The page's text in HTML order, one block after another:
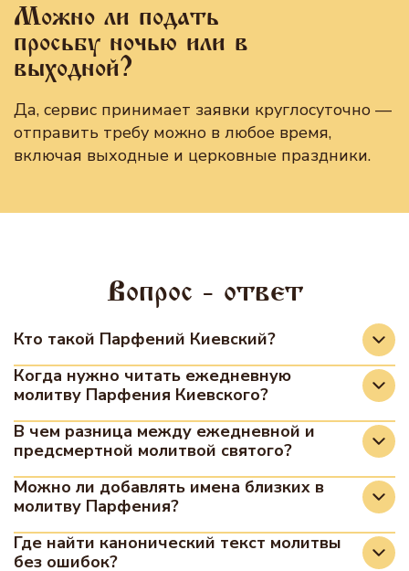
Можно ли подать
просьбу ночью или в
выходной?
Да, сервис принимает заявки круглосуточно —
отправить требу можно в любое время,
включая выходные и церковные праздники.
Вопрос - ответ
Кто такой Парфений Киевский?
Преподобный Парфений Киевский —
известный русский подвижник, живший в XIX
веке. Он прославился своими духовными
наставлениями, молитвенным правилом и
строгой жизнью, направленной на уединение и
служение Богу.
Когда нужно читать ежедневную
молитву Парфения Киевского?
Молитву можно читать в любое время дня, как
часть утреннего или вечернего правила, а
также в течение дня для поддержания
духовного настроя. Строгих уставов на время
ее прочтения нет.
В чем разница между ежедневной и
предсмертной молитвой святого?
Ежедневная молитва предназначена для
регулярного чтения и помощи в борьбе с
повседневными страстями. Предсмертная
молитва составлена для утешения в болезни и
Можно ли добавлять имена близких в
молитву Парфения?
Да, в ежедневной молитве предусмотрен
специальный ходатайственный блок, где
Где найти канонический текст молитвы
без ошибок?